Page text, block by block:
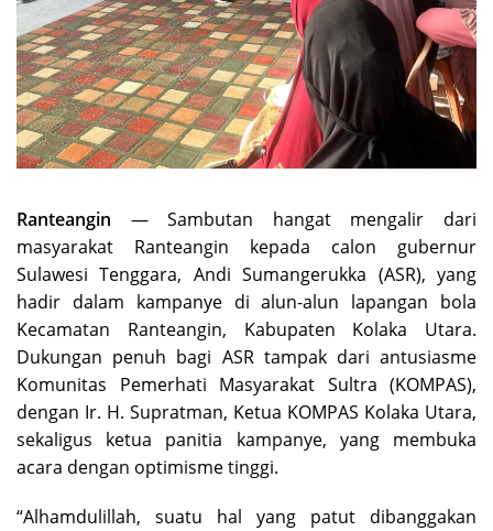
Ranteangin — Sambutan hangat mengalir dari
masyarakat Ranteangin kepada calon gubernur
Sulawesi Tenggara, Andi Sumangerukka (ASR), yang
hadir dalam kampanye di alun-alun lapangan bola
Kecamatan Ranteangin, Kabupaten Kolaka Utara.
Dukungan penuh bagi ASR tampak dari antusiasme
Komunitas Pemerhati Masyarakat Sultra (KOMPAS),
dengan Ir. H. Supratman, Ketua KOMPAS Kolaka Utara,
sekaligus ketua panitia kampanye, yang membuka
acara dengan optimisme tinggi.
“Alhamdulillah, suatu hal yang patut dibanggakan